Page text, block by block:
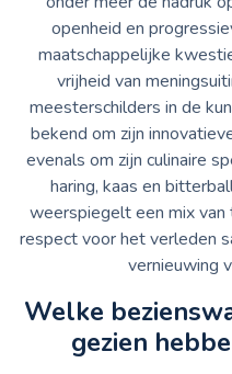
openheid en
maatschappelijke
vrijheid van
meesterschilders in de
bekend om zijn
evenals om zijn culinaire
haring, kaas en
weerspiegelt een mix
respect voor het verleden
vernieuwing
Welke
gezien